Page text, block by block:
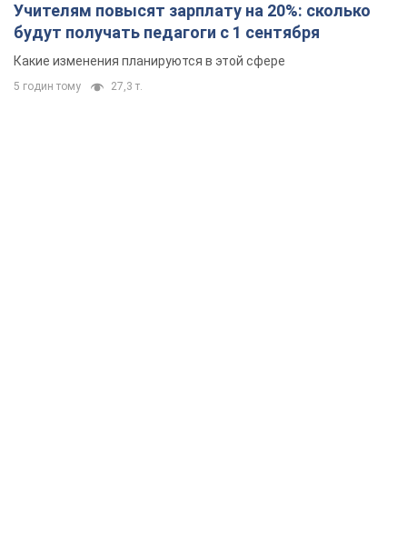
Учителям повысят зарплату на 20%: сколько
будут получать педагоги с 1 сентября
Какие изменения планируются в этой сфере
5 годин тому 27,3 т.